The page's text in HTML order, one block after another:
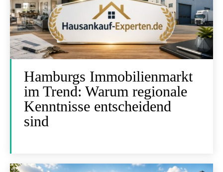
Hamburgs Immobilienmarkt
im Trend: Warum regionale
Kenntnisse entscheidend
sind